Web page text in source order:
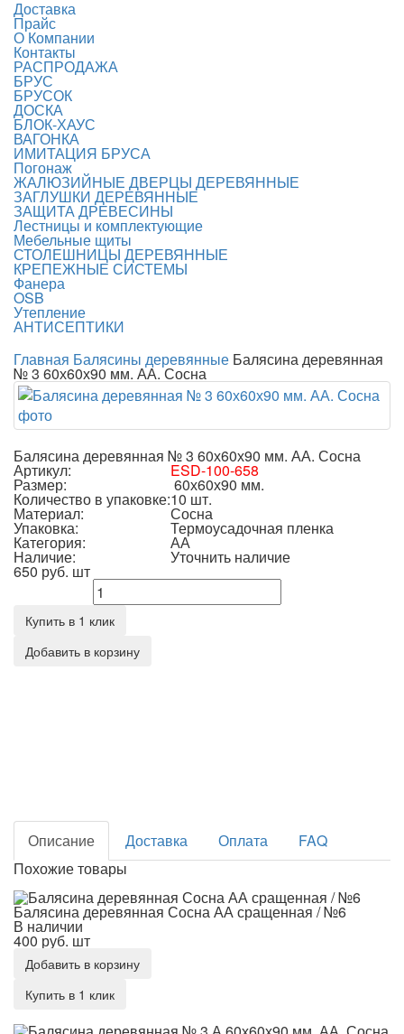
Доставка
Прайс
О Компании
Контакты
РАСПРОДАЖА
БРУС
БРУСОК
ДОСКА
БЛОК-ХАУС
ВАГОНКА
ИМИТАЦИЯ БРУСА
Погонаж
ЖАЛЮЗИЙНЫЕ ДВЕРЦЫ ДЕРЕВЯННЫЕ
ЗАГЛУШКИ ДЕРЕВЯННЫЕ
ЗАЩИТА ДРЕВЕСИНЫ
Лестницы и комплектующие
Мебельные щиты
СТОЛЕШНИЦЫ ДЕРЕВЯННЫЕ
КРЕПЕЖНЫЕ СИСТЕМЫ
Фанера
OSB
Утепление
АНТИСЕПТИКИ
Главная Балясины деревянные Балясина деревянная
№ 3 60х60х90 мм. АА. Сосна
Балясина деревянная № 3 60х60х90 мм. АА. Сосна
Артикул: ESD-100-658
Размер: 60х60х90 мм.
Количество в упаковке:10 шт.
Материал: Сосна
Упаковка: Термоусадочная пленка
Категория: АА
Наличие: Уточнить наличие
650 руб. шт
Купить в 1 клик
Добавить в корзину
Описание Доставка Оплата
FAQ
Похожие товары
Балясина деревянная Сосна АА сращенная / №6
Балясина деревянная Сосна АА сращенная / №6
В наличии
400 руб. шт
Добавить в корзину
Купить в 1 клик